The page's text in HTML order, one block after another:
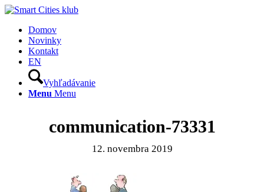
Domov
Novinky
Kontakt
EN
Vyhľadávanie
Menu Menu
communication-73331
12. novembra 2019